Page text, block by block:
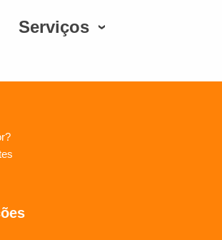
Serviços